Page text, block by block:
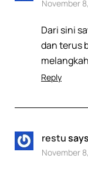
November
Dari sini
dan terus
Reply
restu
November